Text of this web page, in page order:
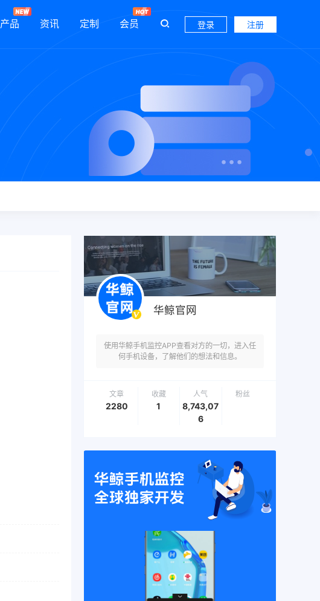
产品 资讯 定制 会员 登录 注册
华鲸官网
使用华鲸手机监控APP查看对方的一切，进入任
何手机设备，了解他们的想法和信息。
文章
2280
收藏
1
人气
8,743,07
6
粉丝